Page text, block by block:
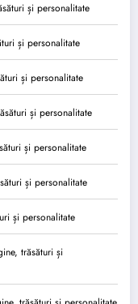
și personalitate
și personalitate
și personalitate
și personalitate
și personalitate
și personalitate
și personalitate
trăsături și